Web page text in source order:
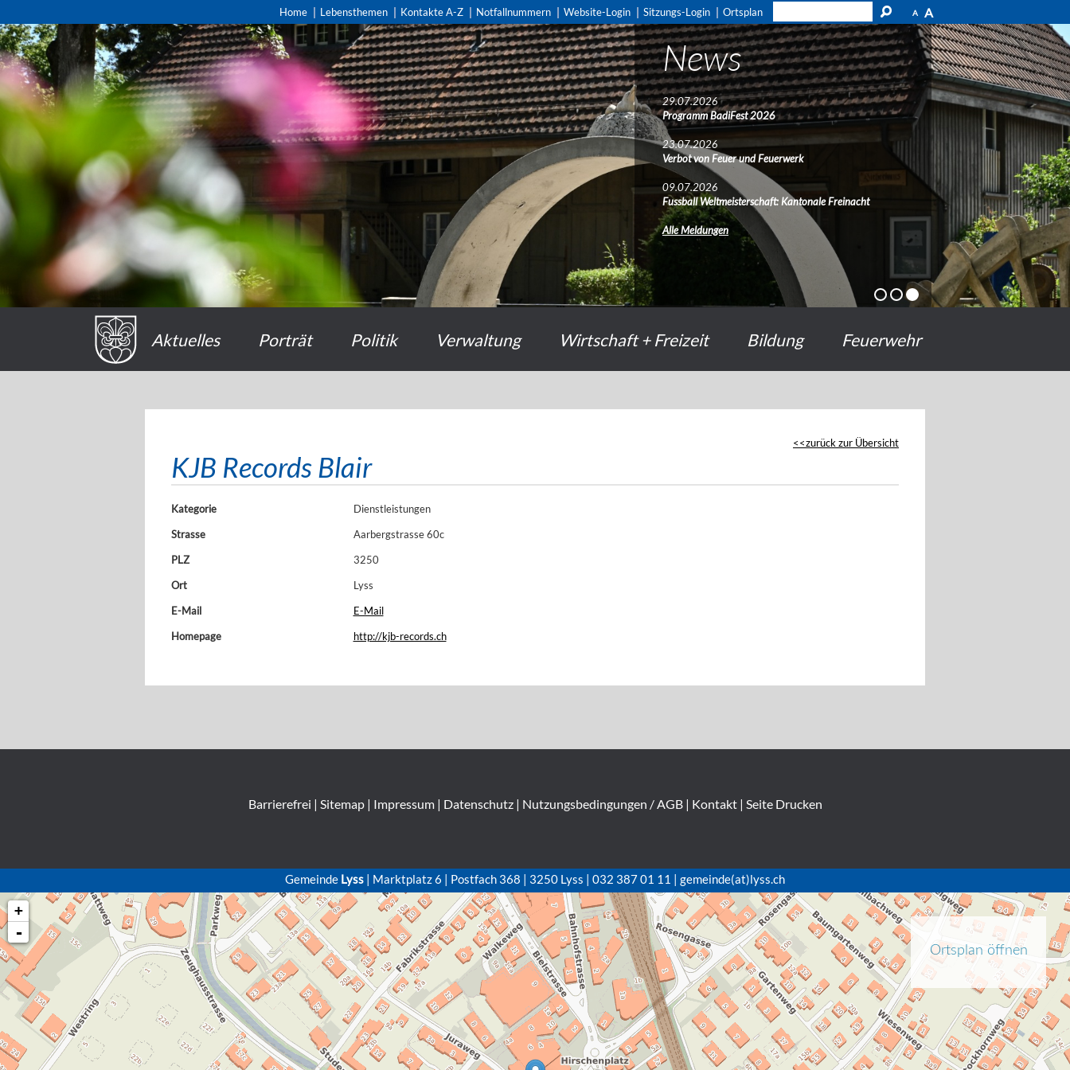
A A
Home Lebensthemen Kontakte A-Z Notfallnummern Website-Login Sitzungs-Login Ortsplan
News
29.07.2026
Programm BadiFest 2026
23.07.2026
Verbot von Feuer und Feuerwerk
09.07.2026
Fussball Weltmeisterschaft: Kantonale Freinacht
Alle Meldungen
Aktuelles Porträt Politik Verwaltung Wirtschaft + Freizeit Bildung Feuerwehr
zurück zur Übersicht
KJB Records Blair
Kategorie
Dienstleistungen
Strasse
Aarbergstrasse 60c
PLZ
3250
Ort
Lyss
E-Mail
E-Mail
Homepage
http://kjb-records.ch
Barrierefrei | Sitemap| Impressum| Datenschutz| Nutzungsbedingungen / AGB| Kontakt| Seite Drucken
Gemeinde Lyss | Marktplatz 6 | Postfach 368 | 3250 Lyss | 032 387 01 11 | gemeinde(at)lyss.ch